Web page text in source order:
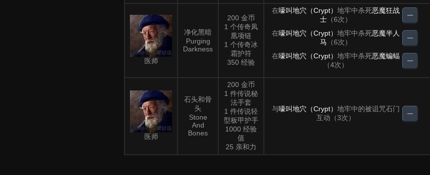
医师
净化黑暗
Purging
Darkness
200 金币
1 个传奇凤
凰项链
1 个传奇冰
霜护符
350 经验
在嚎叫地穴（Crypt） 地牢中杀死恶魔狂战
士 （6次）
在嚎叫地穴（Crypt） 地牢中杀死恶魔半人
马 （6次）
在嚎叫地穴（Crypt） 地牢中杀死恶魔蝙蝠
（4次）
医师
石头和骨
头
Stone
And
Bones
200 金币
1 件传说秘
法手套
1 件传说轻
型板甲护手
1000 经验
值
25 亲和力
与嚎叫地穴（Crypt） 地牢中的被诅咒石门
互动（3次）